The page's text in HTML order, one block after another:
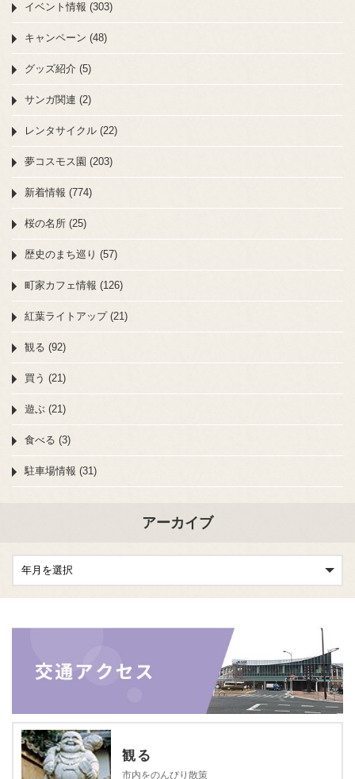
イベント情報 (303)
キャンペーン (48)
グッズ紹介 (5)
サンガ関連 (2)
レンタサイクル (22)
夢コスモス園 (203)
新着情報 (774)
桜の名所 (25)
歴史のまち巡り (57)
町家カフェ情報 (126)
紅葉ライトアップ (21)
観る (92)
買う (21)
遊ぶ (21)
食べる (3)
駐車場情報 (31)
アーカイブ
観る
市内をのんびり散策